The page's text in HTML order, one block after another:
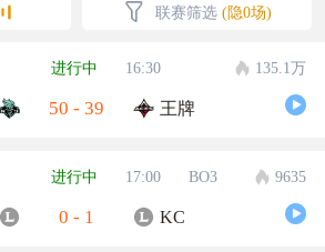
联赛筛选 (隐0场)
进行中 16:30 135.1万
50 - 39 王牌
进行中 17:00 BO3 9635
0 - 1 KC